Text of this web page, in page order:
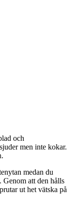
och
men inte kokar.
medan du
Genom att den hålls
ut het vätska på